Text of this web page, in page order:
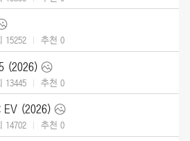
15252 추천 0
(2026)
13445 추천 0
EV (2026)
14702 추천 0